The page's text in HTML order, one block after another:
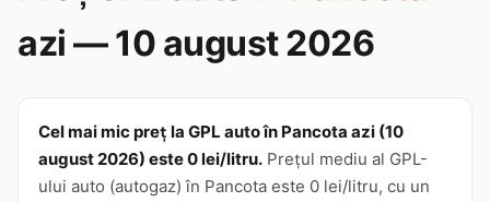
azi — 10 august 2026
Cel mai mic preț la GPL auto în Pancota azi (10
august 2026) este 0 lei/litru. Prețul mediu al GPL-
ului auto (autogaz) în Pancota este 0 lei/litru, cu un